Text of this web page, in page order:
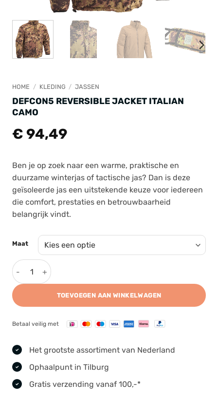
HOME / KLEDING / JASSEN
DEFCON5 REVERSIBLE JACKET ITALIAN
CAMO
€ 94,49
Ben je op zoek naar een warme, praktische en
duurzame winterjas of tactische jas? Dan is deze
geïsoleerde jas een uitstekende keuze voor iedereen
die comfort, prestaties en betrouwbaarheid
belangrijk vindt.
Maat
Defcon5 Reversible Jacket Italian Camo aantal
TOEVOEGEN AAN WINKELWAGEN
Betaal veilig met
Het grootste assortiment van Nederland
Ophaalpunt in Tilburg
Gratis verzending vanaf 100,-*